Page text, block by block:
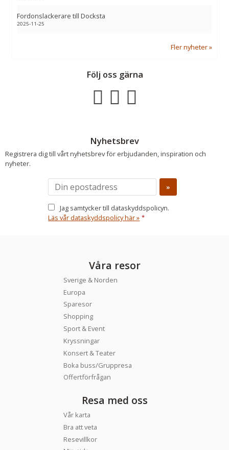
Fordonslackerare till Docksta
2025-11-25
Fler nyheter
Följ oss gärna
Nyhetsbrev
Registrera dig till vårt nyhetsbrev för erbjudanden, inspiration och
nyheter.
Jag samtycker till dataskyddspolicyn.
Läs vår dataskyddspolicy här » *
Våra resor
Sverige & Norden
Europa
Sparesor
Shopping
Sport & Event
Kryssningar
Konsert & Teater
Boka buss/Gruppresa
Offertförfrågan
Resa med oss
Vår karta
Bra att veta
Resevillkor